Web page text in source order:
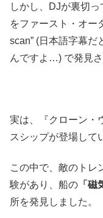
しかし、DJが裏切
をファースト・オー
scan” (日本語字幕だ
んですよ…) で発見さ
実は、『クローン・
スシップが登場して
この中で、敵のトレ
験があり、船の 「
所を発見しました。